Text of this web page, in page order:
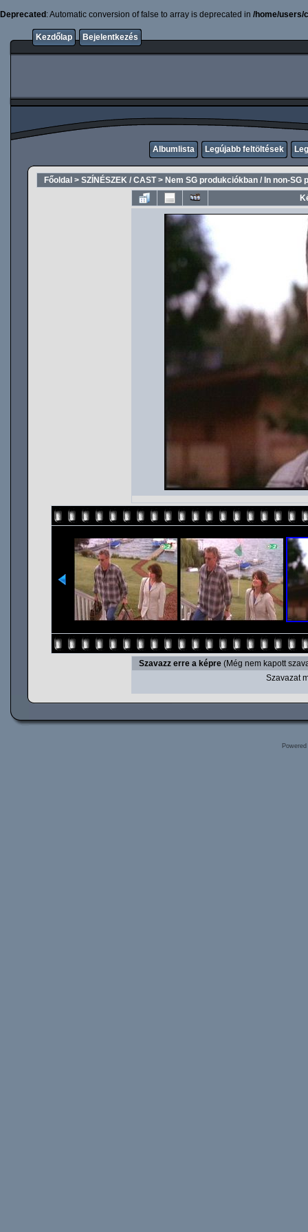
Deprecated : Automatic conversion of false to array is deprecated in /home/users/
Kezdőlap Bejelentkezés
Albumlista Legújabb feltöltések
Főoldal > SZÍNÉSZEK / CAST> Nem SG produkciókban / In non-SG
Szavazz erre a képre (Még nem kapott
Szavazat